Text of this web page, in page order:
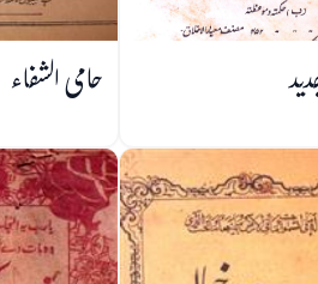
حامی الشفاء